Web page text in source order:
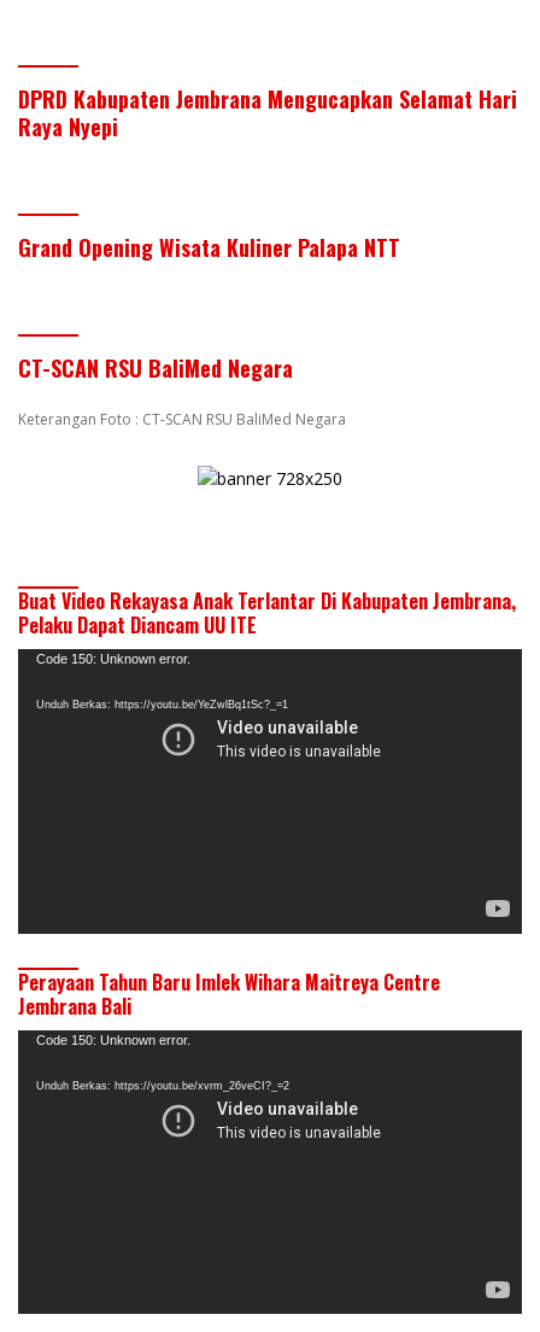
DPRD Kabupaten Jembrana Mengucapkan Selamat Hari
Raya Nyepi
Grand Opening Wisata Kuliner Palapa NTT
CT-SCAN RSU BaliMed Negara
Keterangan Foto : CT-SCAN RSU BaliMed Negara
Buat Video Rekayasa Anak Terlantar Di Kabupaten Jembrana,
Pelaku Dapat Diancam UU ITE
Pemutar
Code 150: Unknown error.
Unduh Berkas: https://youtu.be/YeZwlBq1tSc?_=1
Perayaan Tahun Baru Imlek Wihara Maitreya Centre
Jembrana Bali
Pemutar
Code 150: Unknown error.
Unduh Berkas: https://youtu.be/xvrm_26veCI?_=2